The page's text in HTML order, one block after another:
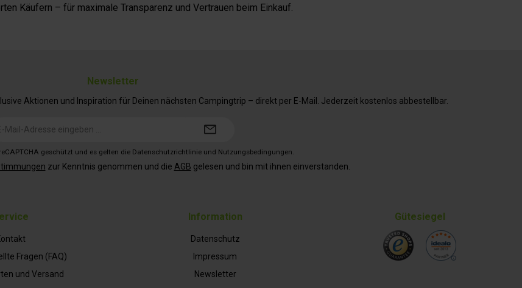
Käufern – für maximale Transparenz und Vertrauen beim Einkauf.
Fragen (FAQ)
und Versand
Information
Datenschutz
Impressum
Newsletter
Gütesiegel
Newsletter
Aktionen und Inspiration für Deinen nächsten Campingtrip – direkt per E-Mail. Jederzeit kostenlos abbestellbar.
Mail-
geschützt und es gelten die Datenschutzrichtlinie und Nutzungsbedingungen.
zur Kenntnis genommen und die AGB gelesen und bin mit ihnen einverstanden.